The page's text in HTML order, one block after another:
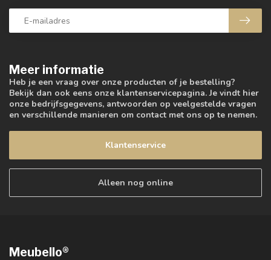
Meer informatie
Heb je een vraag over onze producten of je bestelling?
Bekijk dan ook eens onze klantenservicepagina. Je vindt hier
onze bedrijfsgegevens, antwoorden op veelgestelde vragen
en verschillende manieren om contact met ons op te nemen.
Klantenservice
Alleen nog online
Meubello®